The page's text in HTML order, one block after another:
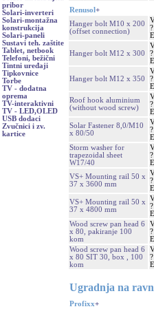
pribor
Solari-inverteri
Solari-montažna
konstrukcija
Solari-paneli
Sustavi teh. zaštite
Tablet, netbook
Telefoni, bežični
Tintni uređaji
Tipkovnice
Torbe
TV - dodatna
oprema
TV-interaktivni
TV - LED,OLED
USB dodaci
Zvučnici i zv.
kartice
Renusol+
Hanger bolt M10 x 200
(offset connection)
?
Hanger bolt M12 x 300
?
Hanger bolt M12 x 350
?
Roof hook aluminium
(without wood screw)
?
Solar Fastener 8,0/M10
x 80/50
?
Storm washer for
trapezoidal sheet
W17/40
?
VS+ Mounting rail 50 x
37 x 3600 mm
?
VS+ Mounting rail 50 x
37 x 4800 mm
?
Wood screw pan head 6
x 80, pakiranje 100
kom
?
Wood screw pan head 6
x 80 SIT 30, box , 100
kom
?
Ugradnja na
Profixx+